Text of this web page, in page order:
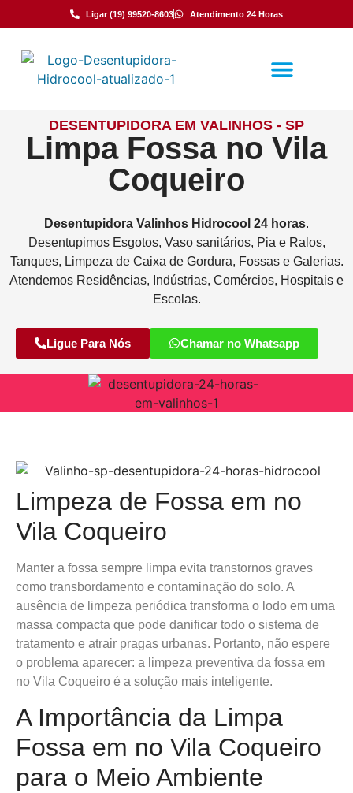
Ligar (19) 99520-8603 Atendimento 24 Horas
DESENTUPIDORA EM VALINHOS - SP
Limpa Fossa no Vila
Coqueiro
Desentupidora Valinhos Hidrocool 24 horas.
Desentupimos Esgotos, Vaso sanitários, Pia e Ralos,
Tanques, Limpeza de Caixa de Gordura, Fossas e Galerias.
Atendemos Residências, Indústrias, Comércios, Hospitais e
Escolas.
Ligue Para Nós Chamar no Whatsapp
Limpeza de Fossa em no
Vila Coqueiro
Manter a fossa sempre limpa evita transtornos graves
como transbordamento e contaminação do solo. A
ausência de limpeza periódica transforma o lodo em uma
massa compacta que pode danificar todo o sistema de
tratamento e atrair pragas urbanas. Portanto, não espere
o problema aparecer: a limpeza preventiva da fossa em
no Vila Coqueiro é a solução mais inteligente.
A Importância da Limpa
Fossa em no Vila Coqueiro
para o Meio Ambiente